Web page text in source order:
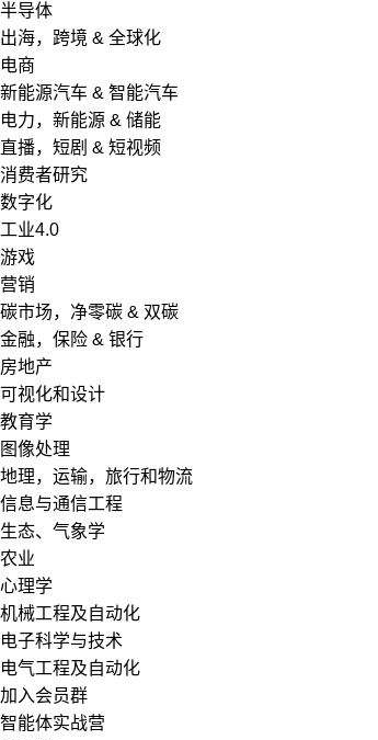
半导体
出海，跨境 & 全球化
电商
新能源汽车 & 智能汽车
电力，新能源 & 储能
直播，短剧 & 短视频
消费者研究
数字化
工业4.0
游戏
营销
碳市场，净零碳 & 双碳
金融，保险 & 银行
房地产
可视化和设计
教育学
图像处理
地理，运输，旅行和物流
信息与通信工程
生态、气象学
农业
心理学
机械工程及自动化
电子科学与技术
电气工程及自动化
加入会员群
智能体实战营